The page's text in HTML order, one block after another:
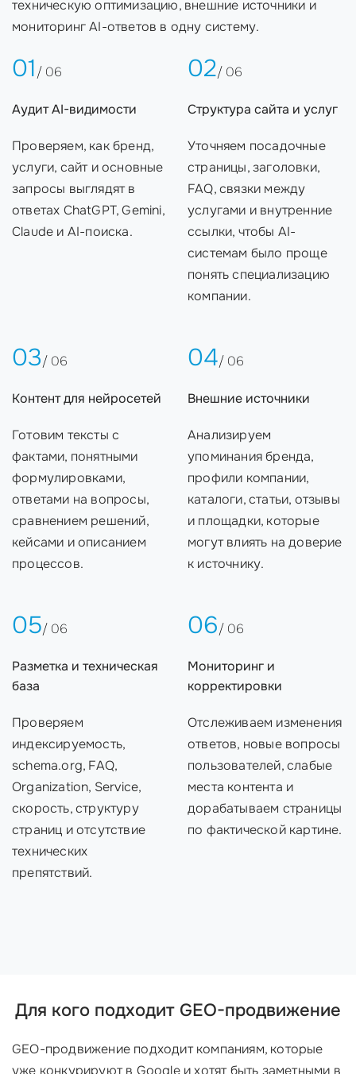
техническую оптимизацию, внешние источники и
мониторинг AI-ответов в одну систему.
01/ 06
Аудит AI-видимости
Проверяем, как бренд,
услуги, сайт и основные
запросы выглядят в
ответах ChatGPT, Gemini,
Claude и AI-поиска.
02/ 06
Структура сайта и услуг
Уточняем посадочные
страницы, заголовки,
FAQ, связки между
услугами и внутренние
ссылки, чтобы AI-
системам было проще
понять специализацию
компании.
03/ 06
Контент для нейросетей
Готовим тексты с
фактами, понятными
формулировками,
ответами на вопросы,
сравнением решений,
кейсами и описанием
процессов.
04/ 06
Внешние источники
Анализируем
упоминания бренда,
профили компании,
каталоги, статьи, отзывы
и площадки, которые
могут влиять на доверие
к источнику.
05/ 06
Разметка и техническая
база
Проверяем
индексируемость,
schema.org, FAQ,
Organization, Service,
скорость, структуру
страниц и отсутствие
технических
препятствий.
06/ 06
Мониторинг и
корректировки
Отслеживаем изменения
ответов, новые вопросы
пользователей, слабые
места контента и
дорабатываем страницы
по фактической картине.
Для кого подходит GEO-продвижение
GEO-продвижение подходит компаниям, которые
уже конкурируют в Google и хотят быть заметными в